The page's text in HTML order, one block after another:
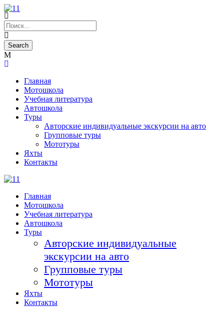
Главная
Мотошкола
Учебная литература
Автошкола
Туры
Авторские индивидуальные экскурсии на авто
Групповые туры
Мототуры
Яхты
Контакты
Главная
Мотошкола
Учебная литература
Автошкола
Туры
Авторские индивидуальные
экскурсии на авто
Групповые туры
Мототуры
Яхты
Контакты